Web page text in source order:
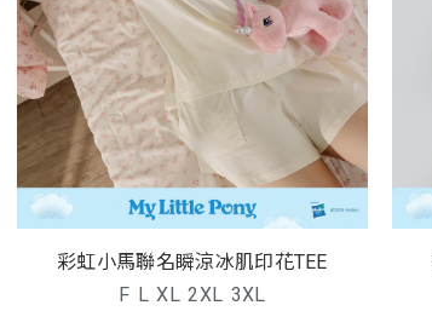
彩虹小馬聯名瞬涼冰肌印花TEE
F L XL 2XL 3XL